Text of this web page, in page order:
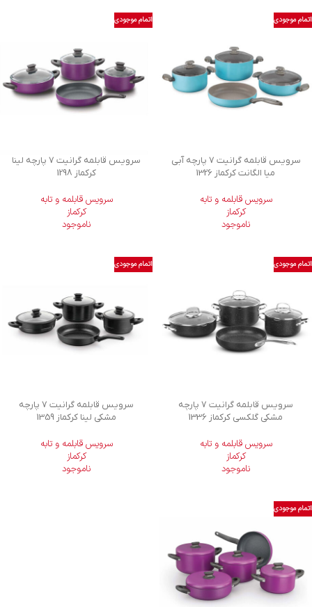
اتمام موجودی
سرویس قابلمه گرانیت 7 پارچه آبی
میا الگانت کرکماز 1326
سرویس قابلمه و تابه
کرکماز
ناموجود
اتمام موجودی
سرویس قابلمه گرانیت 7 پارچه لینا
کرکماز 1298
سرویس قابلمه و تابه
کرکماز
ناموجود
اتمام موجودی
سرویس قابلمه گرانیت 7 پارچه
مشکی گلکسی کرکماز 1336
سرویس قابلمه و تابه
کرکماز
ناموجود
اتمام موجودی
سرویس قابلمه گرانیت 7 پارچه
مشکی لینا کرکماز 1359
سرویس قابلمه و تابه
کرکماز
ناموجود
اتمام موجودی